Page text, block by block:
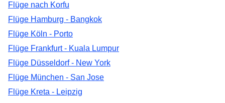
Flüge nach Korfu
Flüge Hamburg - Bangkok
Flüge Köln - Porto
Flüge Frankfurt - Kuala Lumpur
Flüge Düsseldorf - New York
Flüge München - San Jose
Flüge Kreta - Leipzig